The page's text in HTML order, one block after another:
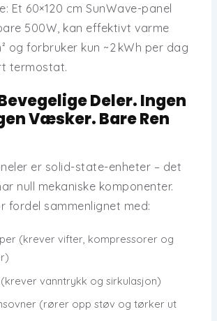
Et 60×120 cm SunWave-panel
500W, kan effektivt varme
og forbruker kun ~2 kWh per dag
termostat.
Deler. Ingen
Væsker. Bare Ren
er solid-state-enheter – det
null mekaniske komponenter.
fordel sammenlignet med:
(krever vifter, kompressorer og
vanntrykk og sirkulasjon)
(rører opp støv og tørker ut